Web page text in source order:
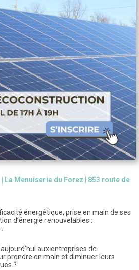
La Menuiserie du Forez | 853 route de
énergétique, prise en main de ses
d’énergie renouvelables :
aux entreprises de
prendre en main et diminuer leurs
?